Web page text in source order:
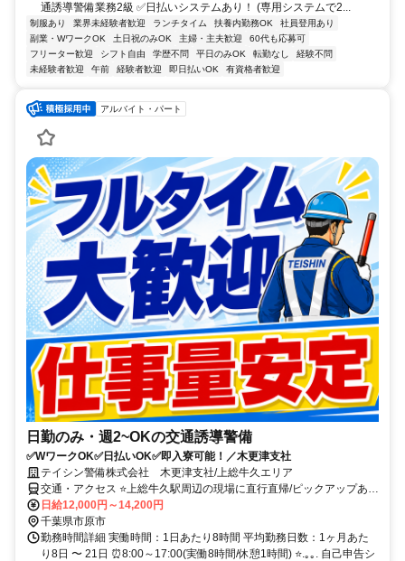
通誘導警備業務2級 ✅日払いシステムあり！ (専用システムで2...
制服あり 業界未経験者歓迎 ランチタイム 扶養内勤務OK
社員登用あり
副業・WワークOK
土日祝のみOK 主婦・主夫歓迎
60代も応募可
フリーター歓迎
シフト自由 学歴不問 平日のみOK 転勤なし
経験不問
未経験者歓迎
午前 経験者歓迎 即日払いOK 有資格者歓迎
アルバイト・パート
日勤のみ・週2~OKの交通誘導警備
✅WワークOK✅日払いOK✅即入寮可能！／木更津支社
テイシン警備株式会社 木更津支社/上総牛久エリア
交通・アクセス ⭐上総牛久駅周辺の現場に直行直帰/ピックアップあ
り！移動の心配は不要です♪
日給12,000円～14,200円
千葉県市原市
勤務時間詳細 実働時間：1日あたり8時間 平均勤務日数：1ヶ月あた
り8日 〜 21日 ⏰8:00～17:00(実働8時間/休憩1時間) ⭐.｡｡. 自己申告シ